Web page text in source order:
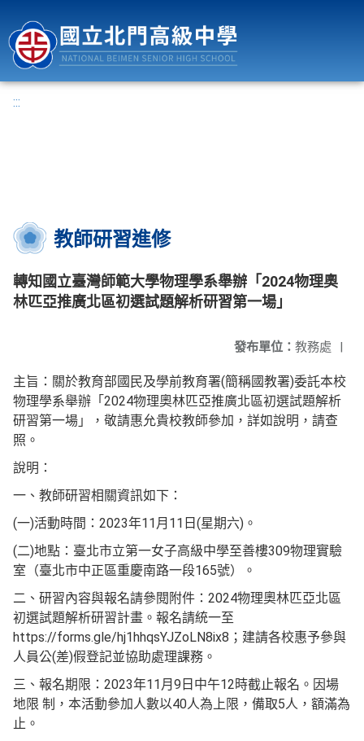
:::
教師研習進修
轉知國立臺灣師範大學物理學系舉辦「2024物理奧
林匹亞推廣北區初選試題解析研習第一場」
發布單位： 教務處 |
主旨：關於教育部國民及學前教育署(簡稱國教署)委託本校
物理學系舉辦「2024物理奧林匹亞推廣北區初選試題解析
研習第一場」，敬請惠允貴校教師參加，詳如說明，請查
照。
說明：
一、教師研習相關資訊如下：
(一)活動時間：2023年11月11日(星期六)。
(二)地點：臺北市立第一女子高級中學至善樓309物理實驗
室（臺北市中正區重慶南路一段165號）。
二、研習內容與報名請參閱附件：2024物理奧林匹亞北區
初選試題解析研習計畫。報名請統一至
https://forms.gle/hj1hhqsYJZoLN8ix8；建請各校惠予參與
人員公(差)假登記並協助處理課務。
三、報名期限：2023年11月9日中午12時截止報名。因場
地限 制，本活動參加人數以40人為上限，備取5人，額滿為
止。